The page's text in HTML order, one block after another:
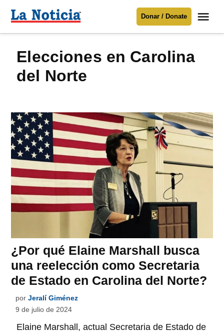
Para mantenerte informado necesitamostu apoyo
contenido
Noticia
Donar / Donate
elecciones en Carolina
del Norte
¿Por qué Elaine Marshall busca
una reelección como Secretaria
de Estado en Carolina del Norte?
por Jeralí Giménez
9 de julio de 2024
Elaine Marshall, actual Secretaria de Estado de